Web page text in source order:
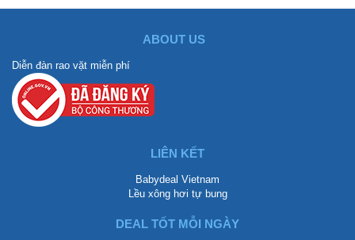
ABOUT US
Diễn đàn rao vặt miễn phí
LIÊN KẾT
Babydeal Vietnam
Lều xông hơi tự bung
DEAL TỐT MỖI NGÀY